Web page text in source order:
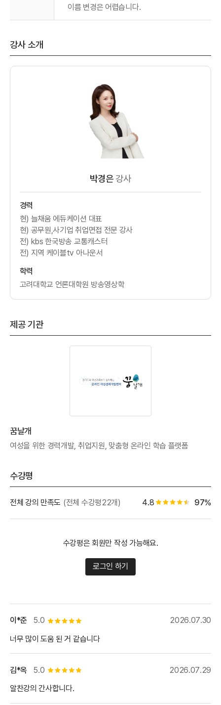
이름 변경은 어렵습니다.
강사 소개
박경은강사
경력
현) 늘채움 에듀케이션 대표
현) 공무원,사기업 취업면접 전문 강사
전) kbs 한국방송 교통캐스터
전) 지역 케이블tv 아나운서
학력
고려대학교 언론대학원 방송영상학
제공 기관
꿈날개
여성을 위한 경력개발, 취업지원, 맞춤형 온라인 학습 플랫폼
수강평
전체 강의 만족도 (전체 수강평22개) 4.8 별점 4.5개 별점 백
97%
수강평은 회원만 작성 가능해요.
로그인 하기
5.0 별점 5개
이*준
2026.07.30
너무 많이 도움 된 거 같습니다
5.0 별점 5개
김*옥
2026.07.29
알찬강의 간사합니다.